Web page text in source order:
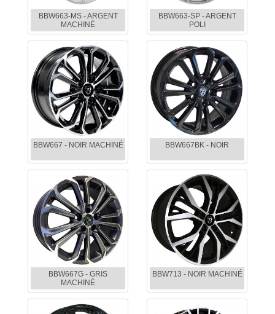
BBW663-MS - ARGENT
MACHINÉ
BBW663-SP - ARGENT
POLI
BBW667 - NOIR MACHINÉ BBW667BK - NOIR
BBW667G - GRIS
MACHINÉ
BBW713 - NOIR MACHINÉ